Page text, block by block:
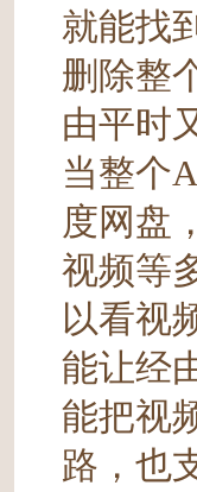
就能找
删除整
由平时
当整个
度网盘
视频等
以看视
能让经
能把视
路，也